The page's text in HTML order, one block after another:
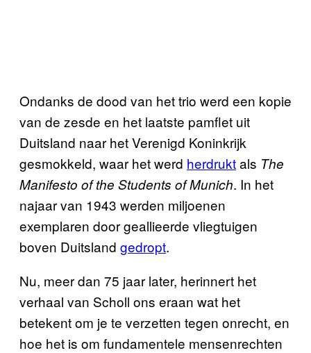
Ondanks de dood van het trio werd een kopie
van de zesde en het laatste pamflet uit
Duitsland naar het Verenigd Koninkrijk
gesmokkeld, waar het werd herdruktals The
Manifesto of the Students of Munich. In het
najaar van 1943 werden miljoenen
exemplaren door geallieerde vliegtuigen
boven Duitsland gedropt.
Nu, meer dan 75 jaar later, herinnert het
verhaal van Scholl ons eraan wat het
betekent om je te verzetten tegen onrecht, en
hoe het is om fundamentele mensenrechten